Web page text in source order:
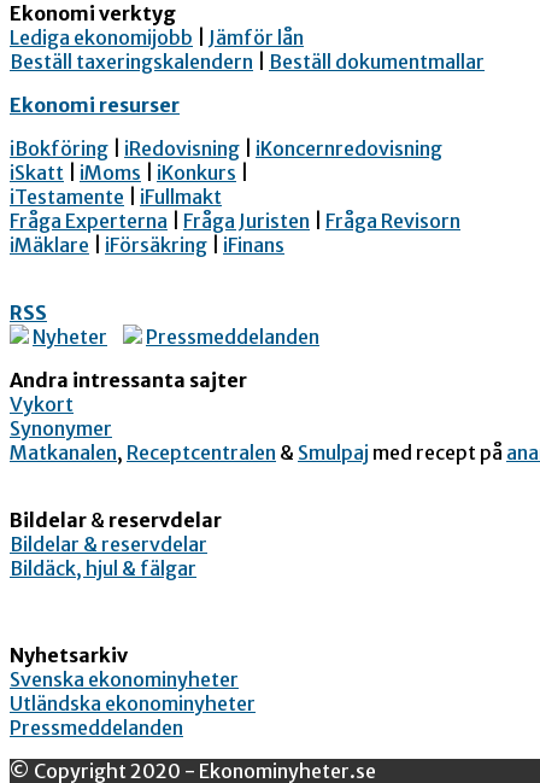
Ekonomi verktyg
Lediga ekonomijobb
Jämför lån
Beställ taxeringskalendern
Beställ dokumentmallar
Ekonomi resurser
iBokföring
iRedovisning
iKoncernredovisning
iSkatt
iMoms iKonkurs
iTestamente
iFullmakt
Fråga Experterna
Fråga Juristen
Fråga Revisorn
iMäklare
iFörsäkring iFinans
RSS
Nyheter
Pressmeddelanden
Andra intressanta sajter
Vykort
Synonymer
Matkanalen, Receptcentralen & Smulpaj med recept på
Bildelar & reservdelar
Bildelar & reservdelar
Bildäck, hjul & fälgar
Nyhetsarkiv
Svenska ekonominyheter
Utländska ekonominyheter
Pressmeddelanden
© Copyright 2020 - Ekonominyheter.se